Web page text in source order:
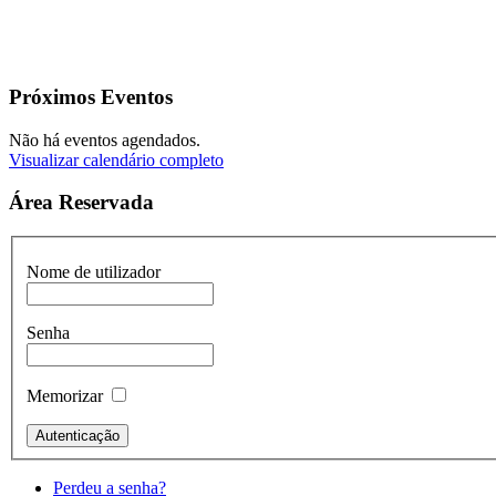
Próximos Eventos
Não há eventos agendados.
Visualizar calendário completo
Área Reservada
Nome de utilizador
Senha
Memorizar
Perdeu a senha?